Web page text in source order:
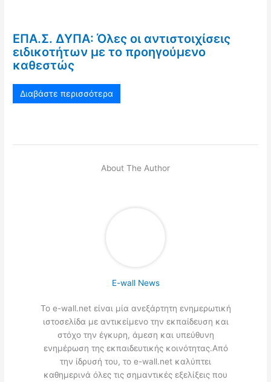
ΕΠΑ.Σ. ΔΥΠΑ: Όλες οι αντιστοιχίσεις
ειδικοτήτων με το προηγούμενο
καθεστώς
Διαβάστε περισσότερα
About The Author
E-wall News
Το e-wall.net είναι μία ανεξάρτητη ενημερωτική
ιστοσελίδα με αντικείμενο την εκπαίδευση και
στόχο την έγκυρη, άμεση και υπεύθυνη
ενημέρωση της εκπαιδευτικής κοινότητας.Από
την ίδρυσή του, το e-wall.net καλύπτει
καθημερινά όλες τις σημαντικές εξελίξεις που